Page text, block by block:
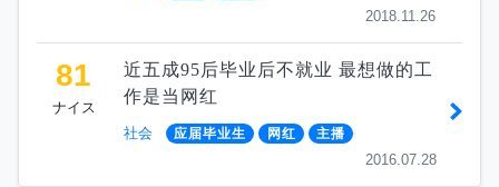
2018.11.26
81
ナイス
近五成95后毕业后不就业 最想做的工
作是当网红
社会 应届毕业生 网红 主播
2016.07.28